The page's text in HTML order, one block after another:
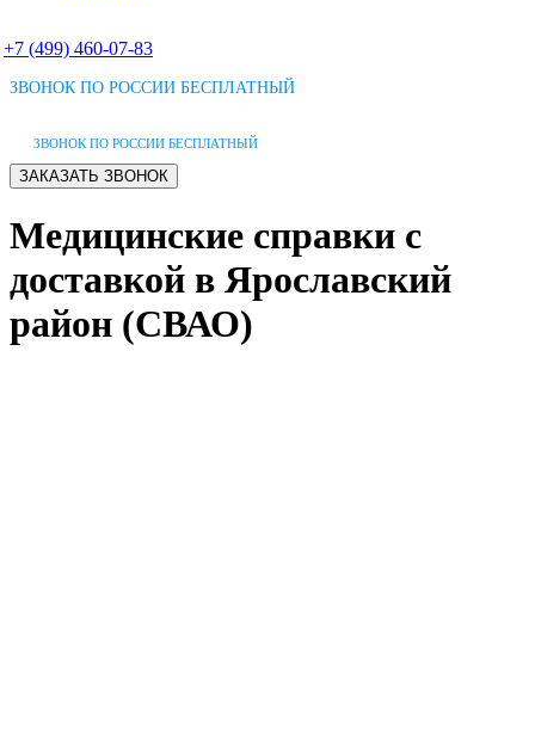
+7 (499) 460-07-83
ЗВОНОК ПО РОССИИ БЕСПЛАТНЫЙ
ЗВОНОК ПО РОССИИ БЕСПЛАТНЫЙ
Медицинские справки с
доставкой в Ярославский
район (СВАО)